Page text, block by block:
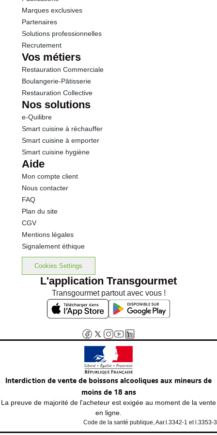
Marques exclusives
Partenaires
Solutions professionnelles
Recrutement
Vos métiers
Restauration Commerciale
Boulangerie-Pâtisserie
Restauration Collective
Nos solutions
e-Quilibre
Smart cuisine à réchauffer
Smart cuisine à emporter
Smart cuisine hygiène
Aide
Mon compte client
Nous contacter
FAQ
Plan du site
CGV
Mentions légales
Signalement éthique
Cookies Settings
L'application Transgourmet
Transgourmet partout avec vous !
Interdiction de vente de boissons alcooliques aux mineurs de
moins de 18 ans
La preuve de majorité de l'acheteur est exigée au moment de la vente
en ligne.
Code de la santé publique, Aar.l.3342-1 et l.3353-3